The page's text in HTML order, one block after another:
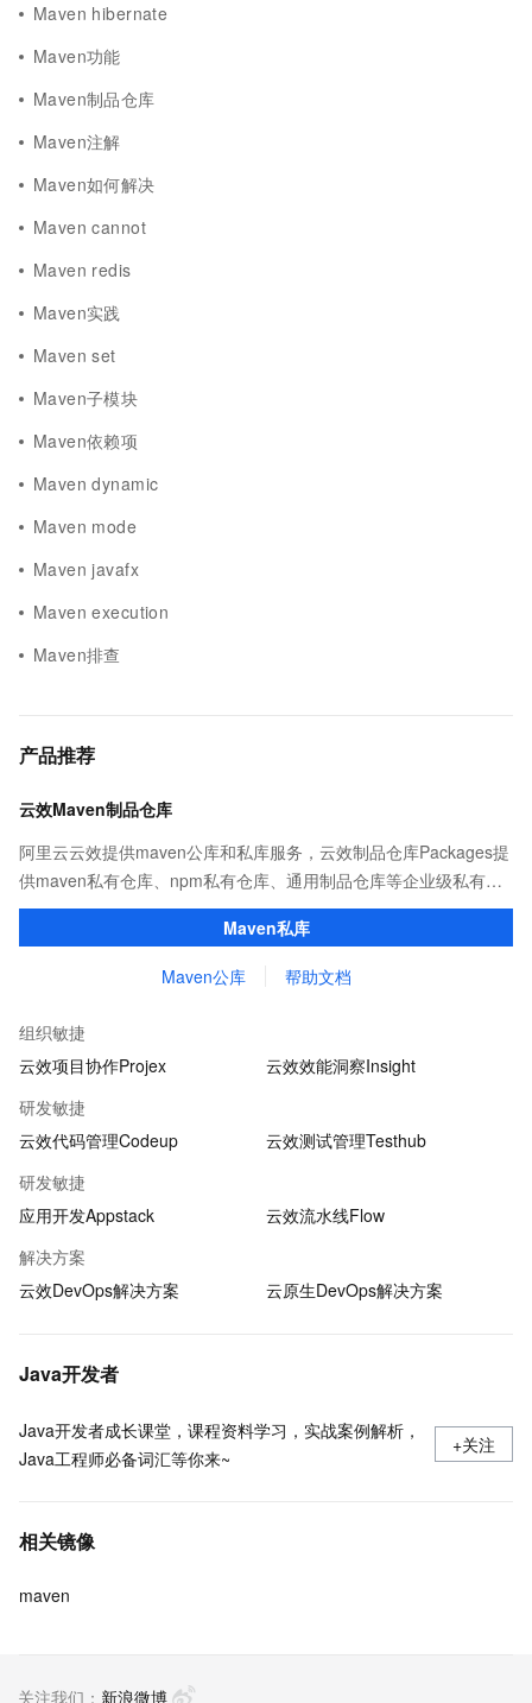
Maven hibernate
Maven功能
Maven制品仓库
Maven注解
Maven如何解决
Maven cannot
Maven redis
Maven实践
Maven set
Maven子模块
Maven依赖项
Maven dynamic
Maven mode
Maven javafx
Maven execution
Maven排查
产品推荐
云效Maven制品仓库
阿里云云效提供maven公库和私库服务，云效制品仓库Packages提
供maven私有仓库、npm私有仓库、通用制品仓库等企业级私有制
品仓库，用于maven、npm等软件包和依赖管理。且不限容量、免
Maven私库
Maven公库 帮助文档
组织敏捷
云效项目协作Projex
云效效能洞察Insight
研发敏捷
云效代码管理Codeup
云效测试管理Testhub
研发敏捷
应用开发Appstack
云效流水线Flow
解决方案
云效DevOps解决方案
云原生DevOps解决方案
Java开发者
Java开发者成长课堂，课程资料学习，实战案例解析，
Java工程师必备词汇等你来~
+关注
相关镜像
maven
关注我们： 新浪微博